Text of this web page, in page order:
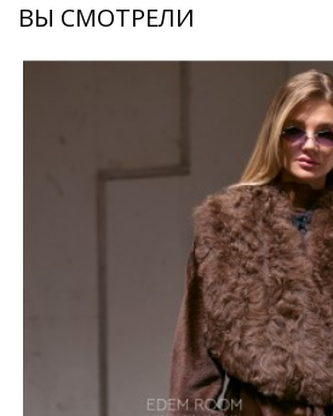
эффект бархатной поверхности.
Внутренняя отделка из нежной
коричневого цвета дарит
комфорта и тепла в холодные
из меха тиградо позволяет
добавляя элегантности или
повседневный образ. Длина
возможностью изменения)
максимальную защиту от
подчеркивает изысканность и
Эта дубленка – идеальный выбор
сочетающий в себе стиль,
ВЫ СМОТРЕЛИ